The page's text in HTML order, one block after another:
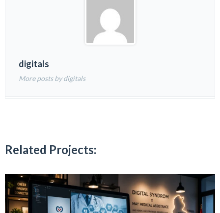
digitals
More posts by digitals
Related Projects: